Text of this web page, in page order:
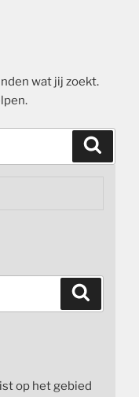
wat jij zoekt.
op het gebied